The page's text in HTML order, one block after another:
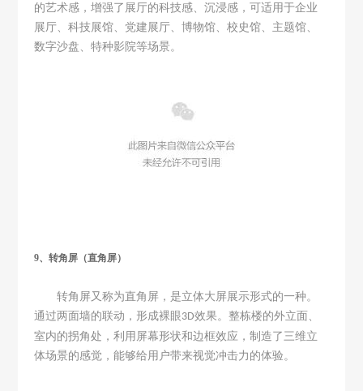
的艺术感，增强了 展厅的科技感 、沉浸感 ，可适用于企业
展厅、科技展馆、党建展厅、博物馆、校史馆、主题馆、
数字沙盘、特种影院等场景。
9、转角屏（直角屏）
转角屏又称为直角屏，是立体大屏展示形式的一种。
通过两面墙的联动，形成裸眼3D效果。整栋楼的外立面、
室内的拐角处，利用屏幕形状和边框效应，制造了三维立
体场景的感觉，能够给用户带来视觉冲击力的体验。